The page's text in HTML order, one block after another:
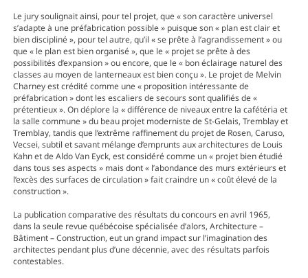
Le jury soulignait ainsi, pour tel projet, que « son caractère universel
s’adapte à une préfabrication possible » puisque son « plan est clair et
bien discipliné », pour tel autre, qu’il « se prête à l’agrandissement » ou
que « le plan est bien organisé », que le « projet se prête à des
possibilités d’expansion » ou encore, que le « bon éclairage naturel des
classes au moyen de lanterneaux est bien conçu ». Le projet de Melvin
Charney est crédité comme une « proposition intéressante de
préfabrication » dont les escaliers de secours sont qualifiés de «
prétentieux ». On déplore la « différence de niveaux entre la cafétéria et
la salle commune » du beau projet moderniste de St-Gelais, Tremblay et
Tremblay, tandis que l’extrême raffinement du projet de Rosen, Caruso,
Vecsei, subtil et savant mélange d’emprunts aux architectures de Louis
Kahn et de Aldo Van Eyck, est considéré comme un « projet bien étudié
dans tous ses aspects » mais dont « l’abondance des murs extérieurs et
l’excès des surfaces de circulation » fait craindre un « coût élevé de la
construction ».
La publication comparative des résultats du concours en avril 1965,
dans la seule revue québécoise spécialisée d’alors, Architecture –
Bâtiment – Construction, eut un grand impact sur l’imagination des
architectes pendant plus d’une décennie, avec des résultats parfois
contestables.